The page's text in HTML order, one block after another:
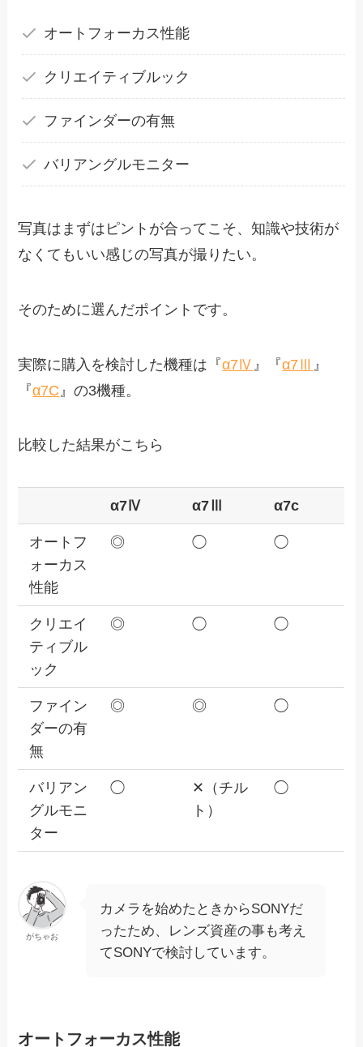
オートフォーカス性能
クリエイティブルック
ファインダーの有無
バリアングルモニター
写真はまずはピントが合ってこそ、知識や技術が
なくてもいい感じの写真が撮りたい。
そのために選んだポイントです。
実際に購入を検討した機種は『α7Ⅳ 』『α7Ⅲ 』
『α7C 』の3機種。
比較した結果がこちら
α7Ⅳ α7Ⅲ α7c
オートフ
ォーカス
性能
◎ ◯ ◯
クリエイ
ティブル
ック
◎ ◯ ◯
ファイン
ダーの有
無
◎ ◎ ◯
バリアン
グルモニ
ター
◯
✕（チル
ト）
◯
がちゃお
カメラを始めたときからSONYだ
ったため、レンズ資産の事も考え
てSONYで検討しています。
オートフォーカス性能